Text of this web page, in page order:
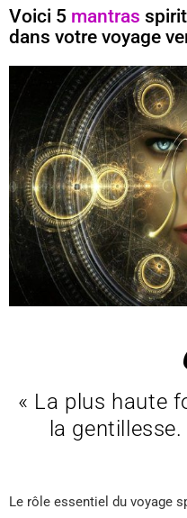
Voici 5 mantras
dans votre voyage
« La plus haute
la
Le rôle essentiel du voyage